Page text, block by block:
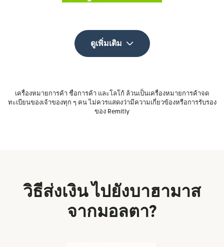
ดูเพิ่มเติม
เครื่องหมายการค้า ชื่อการค้า และโลโก้ ล้วนเป็นเครื่องหมายการค้าจด
ทะเบียนของเจ้าของทุก ๆ คน ไม่ควรแสดงว่ามีความเกี่ยวข้องหรือการรับรอง
ของ Remitly
วิธีส่งเงิน ไปยังบาฮามาส
จากมอลตา?